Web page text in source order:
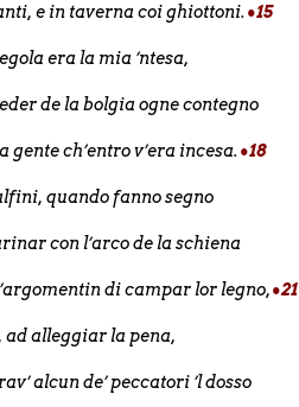
e in taverna coi ghiottoni. •15
era la mia ’ntesa,
de la bolgia ogne contegno
gente ch’entro v’era incesa. •18
quando fanno segno
con l’arco de la schiena
di campar lor legno,•21
ad alleggiar la pena,
alcun de’ peccatori ’l dosso